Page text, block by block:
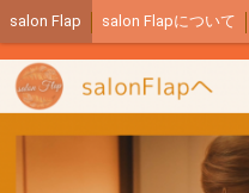
salon Flap salon Flapについて
サロン内イメージ ご予約リンク
リンパマッサージ説明